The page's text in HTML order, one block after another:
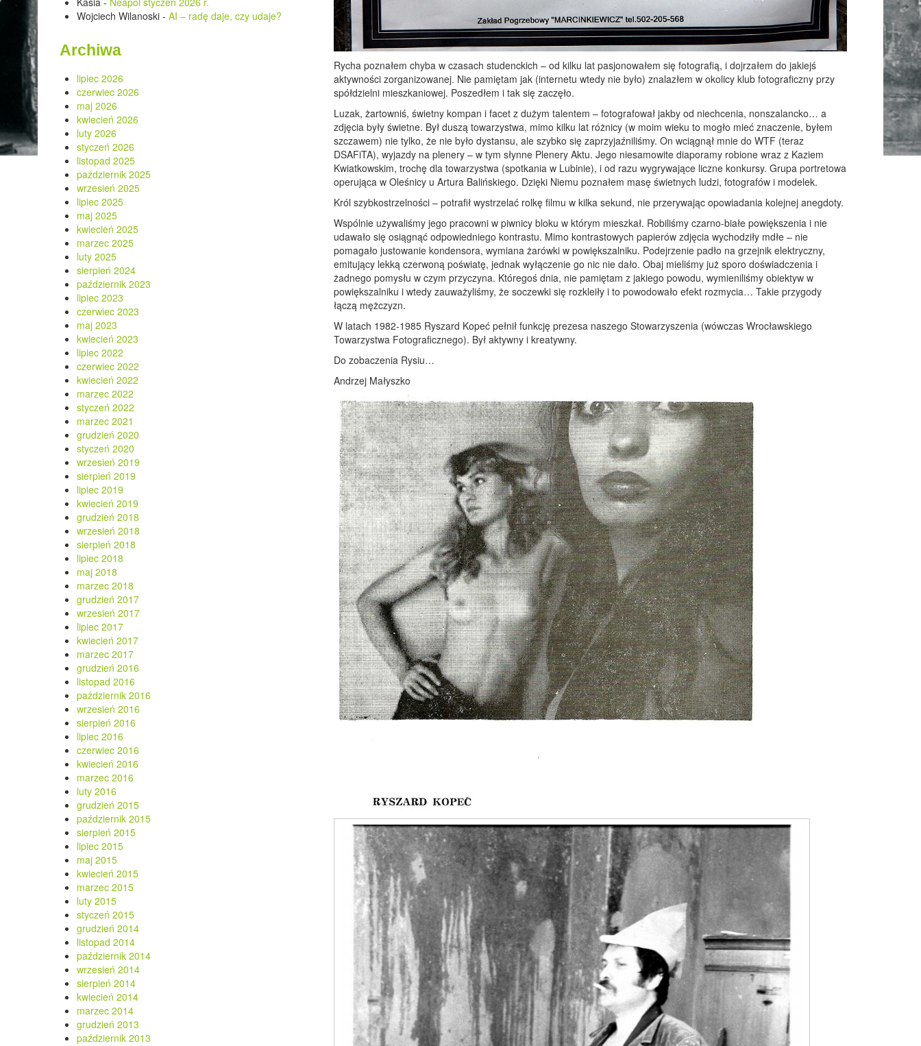
Wojciech Wilanoski - AI – radę daje, czy udaje?
Archiwa
lipiec 2026
czerwiec 2026
maj 2026
kwiecień 2026
luty 2026
styczeń 2026
listopad 2025
październik 2025
wrzesień 2025
lipiec 2025
maj 2025
kwiecień 2025
marzec 2025
luty 2025
sierpień 2024
październik 2023
lipiec 2023
czerwiec 2023
maj 2023
kwiecień 2023
lipiec 2022
czerwiec 2022
kwiecień 2022
marzec 2022
styczeń 2022
marzec 2021
grudzień 2020
styczeń 2020
wrzesień 2019
sierpień 2019
lipiec 2019
kwiecień 2019
grudzień 2018
wrzesień 2018
sierpień 2018
lipiec 2018
maj 2018
marzec 2018
grudzień 2017
wrzesień 2017
lipiec 2017
kwiecień 2017
marzec 2017
grudzień 2016
listopad 2016
październik 2016
wrzesień 2016
sierpień 2016
lipiec 2016
czerwiec 2016
kwiecień 2016
marzec 2016
luty 2016
grudzień 2015
październik 2015
sierpień 2015
lipiec 2015
maj 2015
kwiecień 2015
marzec 2015
luty 2015
styczeń 2015
grudzień 2014
listopad 2014
październik 2014
wrzesień 2014
sierpień 2014
kwiecień 2014
marzec 2014
grudzień 2013
październik 2013
Rycha poznałem chyba w czasach studenckich – od kilku lat pasjonowałem się fotografią, i dojrzałem do jakiejś
aktywności zorganizowanej. Nie pamiętam jak (internetu wtedy nie było) znalazłem w okolicy klub fotograficzny przy
spółdzielni mieszkaniowej. Poszedłem i tak się zaczęło.
Luzak, żartowniś, świetny kompan i facet z dużym talentem – fotografował jakby od niechcenia, nonszalancko… a
zdjęcia były świetne. Był duszą towarzystwa, mimo kilku lat różnicy (w moim wieku to mogło mieć znaczenie, byłem
szczawem) nie tylko, że nie było dystansu, ale szybko się zaprzyjaźniliśmy. On wciągnął mnie do WTF (teraz
DSAFiTA), wyjazdy na plenery – w tym słynne Plenery Aktu. Jego niesamowite diaporamy robione wraz z Kaziem
Kwiatkowskim, trochę dla towarzystwa (spotkania w Lubinie), i od razu wygrywające liczne konkursy. Grupa portretowa
operująca w Oleśnicy u Artura Balińskiego. Dzięki Niemu poznałem masę świetnych ludzi, fotografów i modelek.
Król szybkostrzelności – potrafił wystrzelać rolkę filmu w kilka sekund, nie przerywając opowiadania kolejnej anegdoty.
Wspólnie używaliśmy jego pracowni w piwnicy bloku w którym mieszkał. Robiliśmy czarno-białe powiększenia i nie
udawało się osiągnąć odpowiedniego kontrastu. Mimo kontrastowych papierów zdjęcia wychodziły mdłe – nie
pomagało justowanie kondensora, wymiana żarówki w powiększalniku. Podejrzenie padło na grzejnik elektryczny,
emitujący lekką czerwoną poświatę, jednak wyłączenie go nic nie dało. Obaj mieliśmy już sporo doświadczenia i
żadnego pomysłu w czym przyczyna. Któregoś dnia, nie pamiętam z jakiego powodu, wymieniliśmy obiektyw w
powiększalniku i wtedy zauważyliśmy, że soczewki się rozkleiły i to powodowało efekt rozmycia… Takie przygody
łączą mężczyzn.
W latach 1982-1985 Ryszard Kopeć pełnił funkcję prezesa naszego Stowarzyszenia (wówczas Wrocławskiego
Towarzystwa Fotograficznego). Był aktywny i kreatywny.
Do zobaczenia Rysiu…
Andrzej Małyszko